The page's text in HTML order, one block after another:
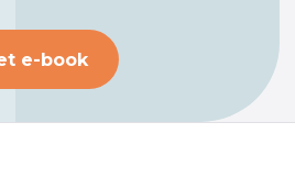
e-book